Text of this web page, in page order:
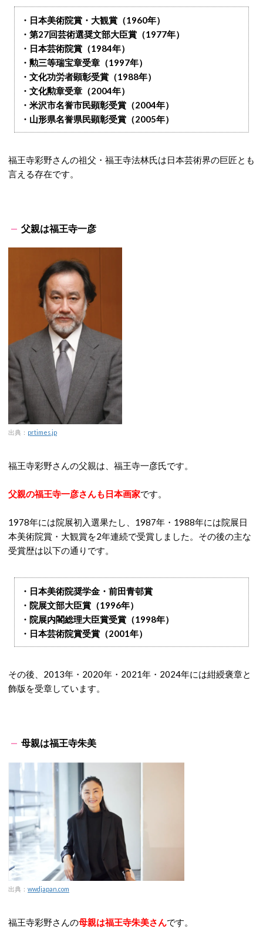
・日本美術院賞・大観賞（1960年）
・第27回芸術選奨文部大臣賞（1977年）
・日本芸術院賞（1984年）
・勲三等瑞宝章受章（1997年）
・文化功労者顕彰受賞（1988年）
・文化勲章受章（2004年）
・米沢市名誉市民顕彰受賞（2004年）
・山形県名誉県民顕彰受賞（2005年）
福王寺彩野さんの祖父・福王寺法林氏は日本芸術界の巨匠とも
言える存在です。
父親は福王寺一彦
出典： prtimes.jp
福王寺彩野さんの父親は、福王寺一彦氏です。
父親の福王寺一彦さんも日本画家です。
1978年には院展初入選果たし、1987年・1988年には院展日
本美術院賞・大観賞を2年連続で受賞しました。その後の主な
受賞歴は以下の通りです。
・日本美術院奨学金・前田青邨賞
・院展文部大臣賞（1996年）
・院展内閣総理大臣賞受賞（1998年）
・日本芸術院賞受賞（2001年）
その後、2013年・2020年・2021年・2024年には紺綬褒章と
飾版を受章しています。
母親は福王寺朱美
出典： wwdjapan.com
福王寺彩野さんの母親は福王寺朱美さんです。